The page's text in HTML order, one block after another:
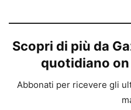
Scopri di più da
quotidiano
Abbonati per ricevere gli